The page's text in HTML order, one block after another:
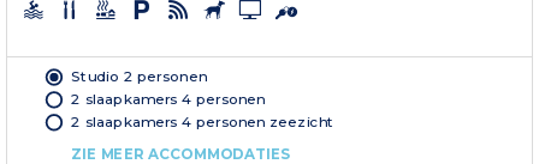
Studio 2 personen
2 slaapkamers 4 personen
2 slaapkamers 4 personen zeezicht
ZIE MEER ACCOMMODATIES